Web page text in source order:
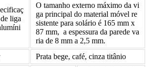
liga
O tamanho externo máximo da vi
ga principal do material móvel re
sistente para solário é 165 mm x
87 mm, a espessura da parede va
ria de 8 mm a 2,5 mm.
Prata bege, café, cinza titânio